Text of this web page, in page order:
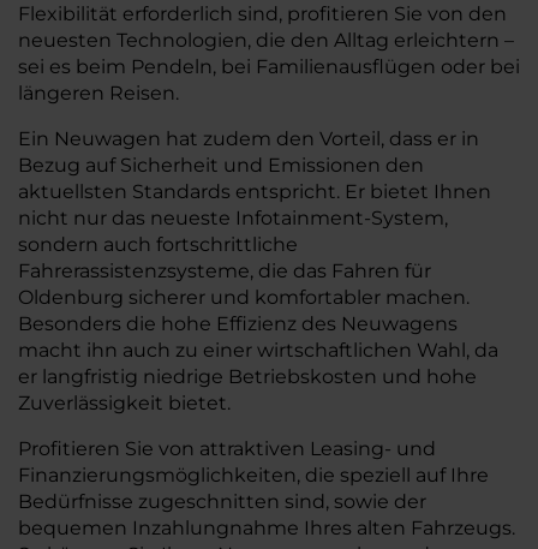
Flexibilität erforderlich sind, profitieren Sie von den
neuesten Technologien, die den Alltag erleichtern –
sei es beim Pendeln, bei Familienausflügen oder bei
längeren Reisen.
Ein Neuwagen hat zudem den Vorteil, dass er in
Bezug auf Sicherheit und Emissionen den
aktuellsten Standards entspricht. Er bietet Ihnen
nicht nur das neueste Infotainment-System,
sondern auch fortschrittliche
Fahrerassistenzsysteme, die das Fahren für
Oldenburg sicherer und komfortabler machen.
Besonders die hohe Effizienz des Neuwagens
macht ihn auch zu einer wirtschaftlichen Wahl, da
er langfristig niedrige Betriebskosten und hohe
Zuverlässigkeit bietet.
Profitieren Sie von attraktiven Leasing- und
Finanzierungsmöglichkeiten, die speziell auf Ihre
Bedürfnisse zugeschnitten sind, sowie der
bequemen Inzahlungnahme Ihres alten Fahrzeugs.